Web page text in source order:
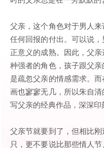
父亲，这个角色对于男人
任何回报的付出。可以说
正意义的成熟。因此，父
种强者的角色，孩子跟父
是疏忽父亲的情感需求。
画也寥寥无几，所以朱自
写父亲的经典作品，深深印
父亲节就要到了，但相比
只，更不要说比那些情人